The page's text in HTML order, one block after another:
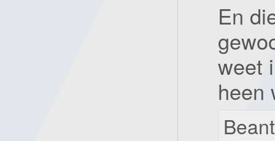
En
weet